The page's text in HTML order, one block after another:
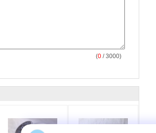
(0 / 3000)